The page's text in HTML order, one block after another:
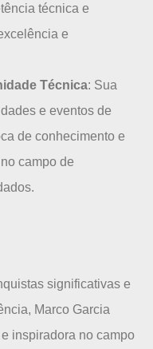
técnica e
e
Técnica: Sua
e eventos de
de conhecimento e
campo de
significativas e
Marco Garcia
inspiradora no campo